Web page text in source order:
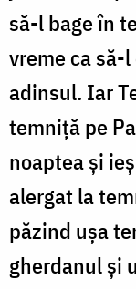
să-l bage în
vreme ca să-
adinsul. Iar
temniță pe
noaptea și
alergat la
păzind ușa
gherdanul și